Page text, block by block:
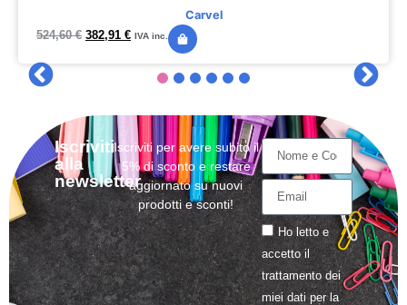
Carvel
524,60€ 382,91 € IVA inc.
Iscriviti
alla
newsletter
Iscriviti per avere subito il
5% di sconto e restare
aggiornato su nuovi
prodotti e sconti!
Ho letto e
accetto il
trattamentodei
miei dati per la